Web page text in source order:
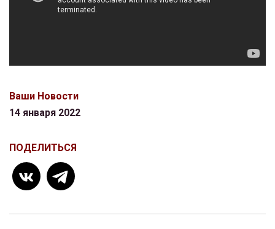
Ваши Новости
14 января 2022
ПОДЕЛИТЬСЯ